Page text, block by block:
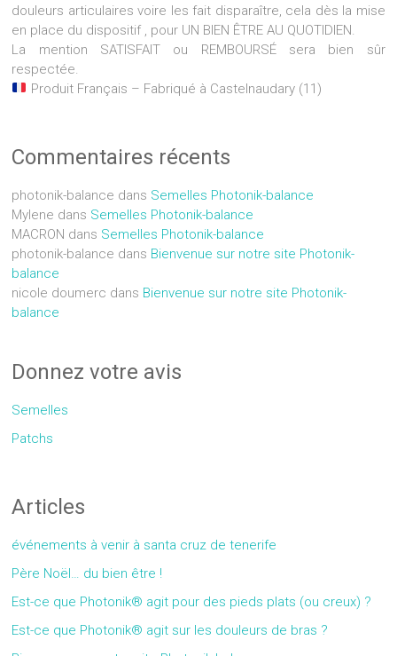
douleurs articulaires voire les fait disparaître, cela dès la mise
en place du dispositif , pour UN BIEN ÊTRE AU QUOTIDIEN.
La mention SATISFAIT ou REMBOURSÉ sera bien sûr
respectée.
Produit Français – Fabriqué à Castelnaudary (11)
Commentaires récents
photonik-balance dans Semelles Photonik-balance
Mylene dans Semelles Photonik-balance
MACRON dans Semelles Photonik-balance
photonik-balance dans Bienvenue sur notre site Photonik-
balance
nicole doumerc dans Bienvenue sur notre site Photonik-
balance
Donnez votre avis
Semelles
Patchs
Articles
événements à venir à santa cruz de tenerife
Père Noël… du bien être !
Est-ce que Photonik® agit pour des pieds plats (ou creux) ?
Est-ce que Photonik® agit sur les douleurs de bras ?